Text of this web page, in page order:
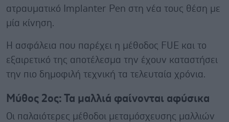
ατραυματικό Implanter Pen στη νέα τους θέση με
μία κίνηση.
Η ασφάλεια που παρέχει η μέθοδος FUE και το
εξαιρετικό της αποτέλεσμα την έχουν καταστήσει
την πιο δημοφιλή τεχνική τα τελευταία χρόνια.
Μύθος 2ος: Τα μαλλιά φαίνονται αφύσικα
Οι παλαιότερες μέθοδοι μεταμόσχευσης μαλλιών